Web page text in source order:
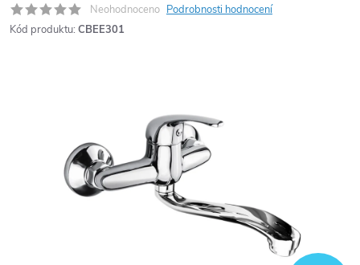
Neohodnoceno Podrobnosti hodnocení
Kód produktu: CBEE301